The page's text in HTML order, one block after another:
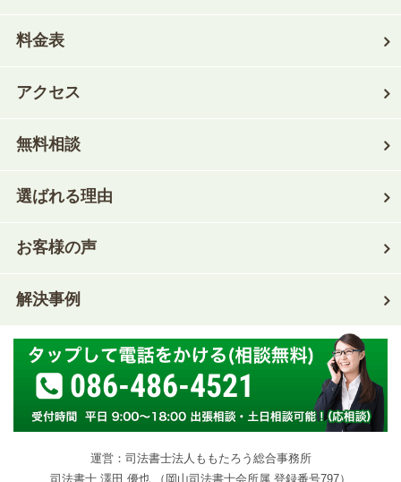
料金表
アクセス
無料相談
選ばれる理由
お客様の声
解決事例
086-486-4521
運営：司法書士法人ももたろう総合事務所
司法書士 澤田 優也 （岡山司法書士会所属 登録番号797）